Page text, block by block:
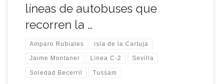
líneas de autobuses que
recorren la …
Amparo Rubiales isla de la Cartuja
Jaime Montaner Linea C-2 Sevilla
Soledad Becerril Tussam